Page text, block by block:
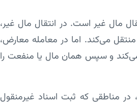
مال غیر است. در انتقال مال غیر،
می‌کند. اما در معامله معارض،
می‌کند و سپس همان مال یا منفعت را
رای وحدت رویه شماره 43 دیوان عالی کشور (مورخ 1351/8/12)، در مناطقی که ثبت اسناد غیرمنقول